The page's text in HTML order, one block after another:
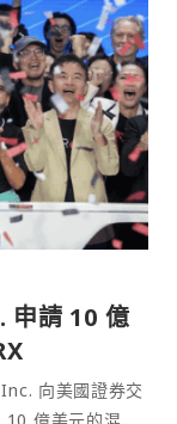
申請 10 億
向美國證券交